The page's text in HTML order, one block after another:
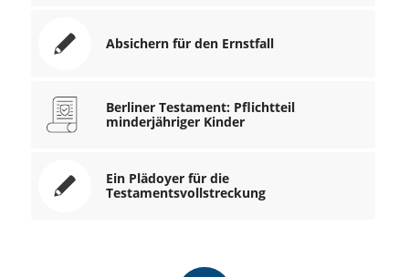
Absichern für den Ernstfall
Berliner Testament: Pflichtteil
minderjähriger Kinder
Ein Plädoyer für die
Testamentsvollstreckung